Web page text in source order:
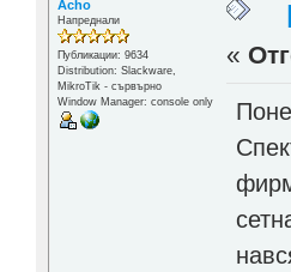
Acho
Напреднали
Публикации: 9634
Distribution: Slackware,
MikroTik - сървърно
Window Manager: console only
«